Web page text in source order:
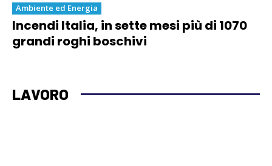
Ambiente ed Energia
Incendi Italia, in sette mesi più di 1070
grandi roghi boschivi
LAVORO